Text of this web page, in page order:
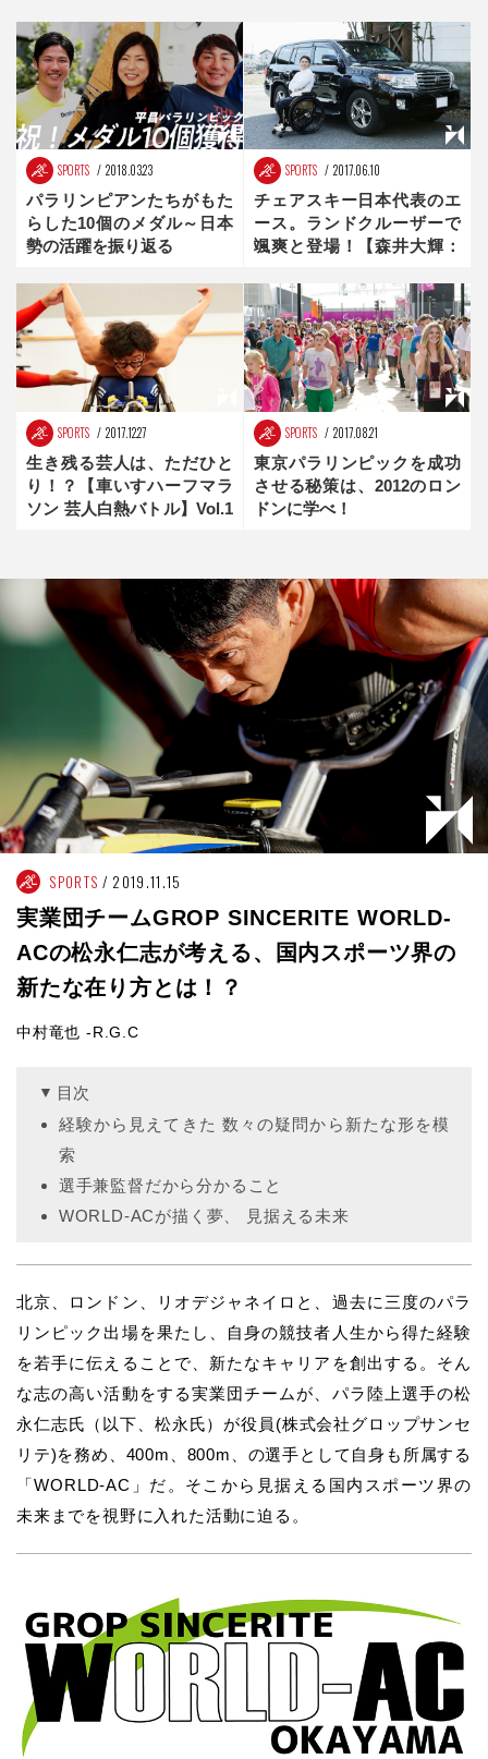
SPORTS 2018.03.23
パラリンピアンたちがもた
らした10個のメダル～日本
勢の活躍を振り返る
SPORTS 2017.06.10
チェアスキー日本代表のエ
ース。ランドクルーザーで
颯爽と登場！【森井大輝：
注目選手】
SPORTS 2017.12.27
生き残る芸人は、ただひと
り！？【車いすハーフマラ
ソン 芸人白熱バトル】Vol.1
SPORTS 2017.08.21
東京パラリンピックを成功
させる秘策は、2012のロン
ドンに学べ！
SPORTS 2019.11.15
実業団チームGROP SINCERITE WORLD-
ACの松永仁志が考える、国内スポーツ界の
新たな在り方とは！？
中村竜也 -R.G.C
目次
経験から見えてきた 数々の疑問から新たな形を模
索
選手兼監督だから分かること
WORLD-ACが描く夢、 見据える未来
北京、ロンドン、リオデジャネイロと、過去に三度のパラ
リンピック出場を果たし、自身の競技者人生から得た経験
を若手に伝えることで、新たなキャリアを創出する。そん
な志の高い活動をする実業団チームが、パラ陸上選手の松
永仁志氏（以下、松永氏）が役員(株式会社グロップサンセ
リテ)を務め、400m、800m、の選手として自身も所属する
「WORLD-AC」だ。そこから見据える国内スポーツ界の
未来までを視野に入れた活動に迫る。